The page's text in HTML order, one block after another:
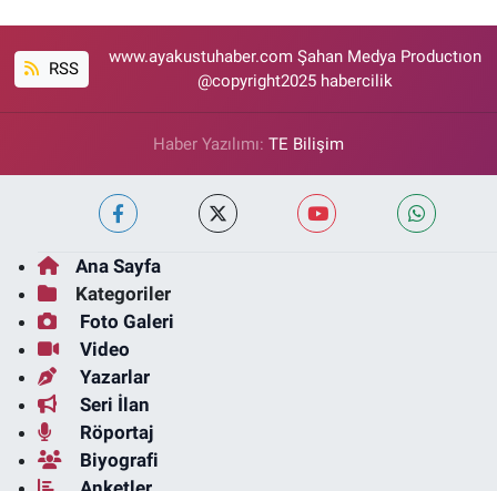
RSS
www.ayakustuhaber.com Şahan Medya Productıon
@copyright2025 habercilik
Haber Yazılımı: TE Bilişim
Ana Sayfa
Kategoriler
Foto Galeri
Video
Yazarlar
Seri İlan
Röportaj
Biyografi